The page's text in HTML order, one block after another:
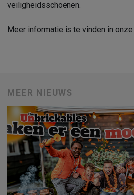
veiligheidsschoenen.
Meer informatie is te vinden in onze
MEER NIEUWS